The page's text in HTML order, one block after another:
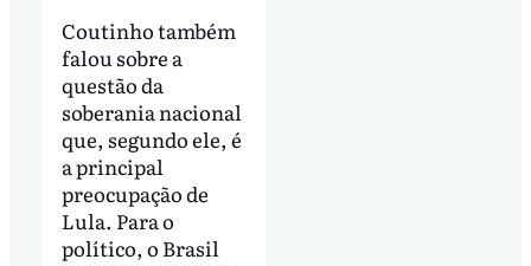
Coutinho também
falou sobre a
questão da
soberania nacional
que, segundo ele, é
a principal
preocupação de
Lula. Para o
político, o Brasil